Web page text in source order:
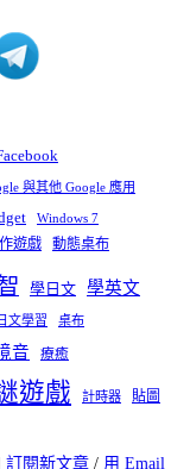
與其他 Google 應用
Windows 7
遊戲 動態桌布
學日文 學英文
文學習 桌布
音 療癒
遊戲 計時器
貼圖
訂閱新文章 / 用 Email